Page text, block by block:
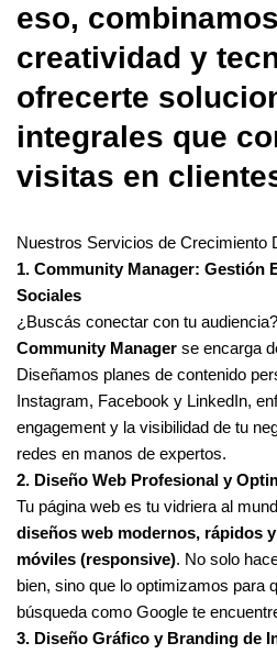
eso,
creatividad y
ofrecerte
integrales que
visitas en
Nuestros Servicios de Crecimiento
1. Community Manager: Gestión
Sociales
¿Buscás conectar con tu
Community Manager se encarga
Diseñamos planes de contenido
Instagram, Facebook y LinkedIn,
engagement y la visibilidad de tu
redes en manos de expertos.
2. Diseño Web Profesional y
Tu página web es tu vidriera al
diseños web modernos, rápidos
móviles (responsive). No solo
bien, sino que lo optimizamos para
búsqueda como Google te
3. Diseño Gráfico y Branding de